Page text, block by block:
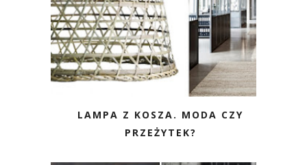
LAMPA Z KOSZA. MODA CZY
PRZEŻYTEK?